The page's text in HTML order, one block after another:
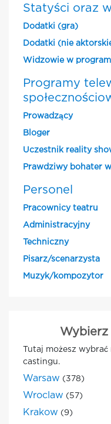
Statyści oraz
Dodatki (gra)
Dodatki (nie
Widzowie w
Programy
Prowadzący
Bloger
Uczestnik reality
Prawdziwy bohater
Personel
Pracownicy teatru
Administracyjny
Techniczny
Pisarz/scenarzysta
Muzyk/kompozytor
Wybierz
Tutaj możesz
castingu.
Warsaw (378)
Wroclaw (57)
Krakow (9)